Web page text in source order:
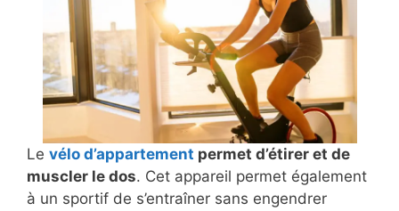
Le vélo d’appartement permet d’étirer et de
muscler le dos. Cet appareil permet également
à un sportif de s’entraîner sans engendrer